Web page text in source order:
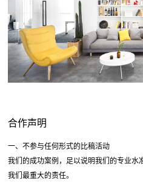
合作声明
一、不参与任何形式的比稿活动
我们的成功案例，足以说明我们的专业
我们最重大的责任。